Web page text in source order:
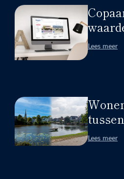
Lees meer
Lees meer